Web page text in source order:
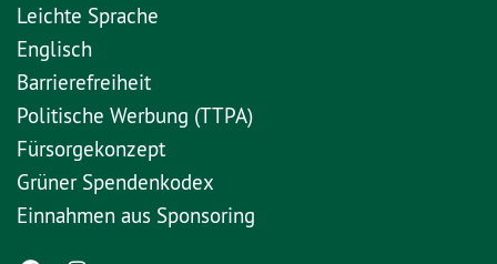
Leichte Sprache
Englisch
Barrierefreiheit
Politische Werbung (TTPA)
Fürsorgekonzept
Grüner Spendenkodex
Einnahmen aus Sponsoring